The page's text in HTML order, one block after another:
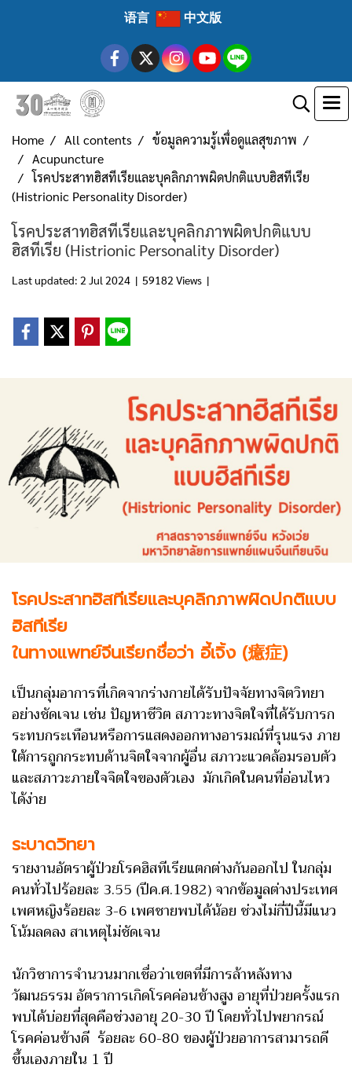
语言 中文版
Home All contents
ข้อมูลความรู้เพื่อดูแลสุขภาพ
Acupuncture
โรคประสาทฮิสทีเรียและบุคลิกภาพผิดปกติแบบฮิสทีเรีย
(Histrionic Personality Disorder)
โรคประสาทฮิสทีเรียและบุคลิกภาพผิดปกติแบบ
ฮิสทีเรีย (Histrionic Personality Disorder)
Last updated: 2 Jul 2024 | 59182 Views |
โรคประสาทฮิสทีเรียและบุคลิกภาพผิดปกติแบบ
ฮิสทีเรีย
ในทางแพทย์จีนเรียกชื่อว่า อี้เจิ้ง (癔症)
เป็นกลุ่มอาการที่เกิดจากร่างกายได้รับปัจจัยทางจิตวิทยา
อย่างชัดเจน เช่น ปัญหาชีวิต สภาวะทางจิตใจที่ได้รับการก
ระทบกระเทือนหรือการแสดงออกทางอารมณ์ที่รุนแรง ภาย
ใต้การถูกกระทบด้านจิตใจจากผู้อื่น สภาวะแวดล้อมรอบตัว
และสภาวะภายใจจิตใจของตัวเอง มักเกิดในคนที่อ่อนไหว
ได้ง่าย
ระบาดวิทยา
รายงานอัตราผู้ป่วยโรคฮิสทีเรียแตกต่างกันออกไป ในกลุ่ม
คนทั่วไปร้อยละ 3.55 (ปีค.ศ.1982) จากข้อมูลต่างประเทศ
เพศหญิงร้อยละ 3-6 เพศชายพบได้น้อย ช่วงไม่กี่ปีนี้มีแนว
โน้มลดลง สาเหตุไม่ชัดเจน
นักวิชาการจำนวนมากเชื่อว่าเขตที่มีการล้าหลังทาง
วัฒนธรรม อัตราการเกิดโรคค่อนข้างสูง อายุที่ป่วยครั้งแรก
พบได้บ่อยที่สุดคือช่วงอายุ 20-30 ปี โดยทั่วไปพยากรณ์
โรคค่อนข้างดี ร้อยละ 60-80 ของผู้ป่วยอาการสามารถดี
ขึ้นเองภายใน 1 ปี